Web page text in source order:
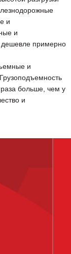
и
и
примерно
и
раза больше, чем у
и